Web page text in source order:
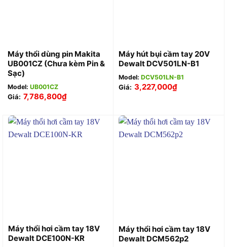
Máy thổi dùng pin Makita
UB001CZ (Chưa kèm Pin &
Sạc)
Model: UB001CZ
Giá: 7,786,800₫
Máy hút bụi cầm tay 20V
Dewalt DCV501LN-B1
Model: DCV501LN-B1
Giá: 3,227,000₫
Máy thổi hơi cầm tay 18V
Dewalt DCE100N-KR
Máy thổi hơi cầm tay 18V
Dewalt DCM562p2